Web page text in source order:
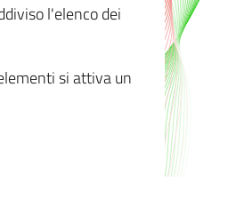
l'elenco dei
si attiva un